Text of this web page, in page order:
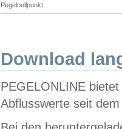
Pegelnullpunkt
Download
PEGELONLINE
Abflusswerte seit